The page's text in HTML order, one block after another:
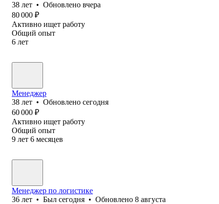
38 лет • Обновлено вчера
80 000 ₽
Активно ищет работу
Общий опыт
6 лет
Менеджер
38 лет • Обновлено сегодня
60 000 ₽
Активно ищет работу
Общий опыт
9 лет 6 месяцев
Менеджер по логистике
36 лет • Был сегодня • Обновлено 8 августа